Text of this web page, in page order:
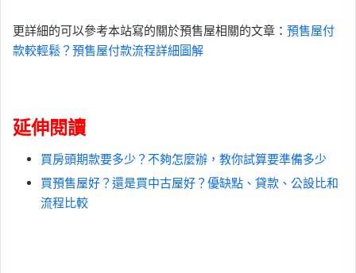
更詳細的可以參考本站寫的關於預售屋相關的文章： 預售屋付
款較輕鬆？預售屋付款流程詳細圖解
延伸閱讀
買房頭期款要多少？不夠怎麼辦，教你試算要準備多少
買預售屋好？還是買中古屋好？優缺點、貸款、公設比和
流程比較